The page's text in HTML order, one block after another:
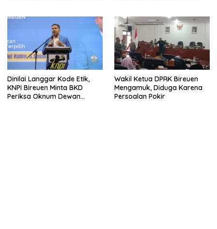
Dinilai Langgar Kode Etik,
KNPI Bireuen Minta BKD
Periksa Oknum Dewan
Wakil Ketua DPRK Bireuen
Mengamuk, Diduga Karena
Persoalan Pokir